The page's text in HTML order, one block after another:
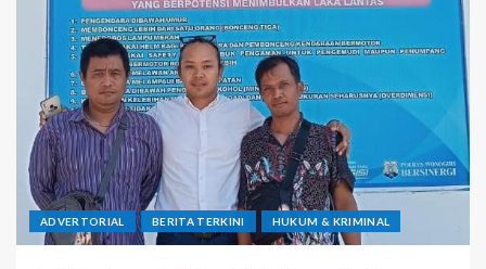
ADVERTORIAL BERITA TERKINI HUKUM & KRIMINAL